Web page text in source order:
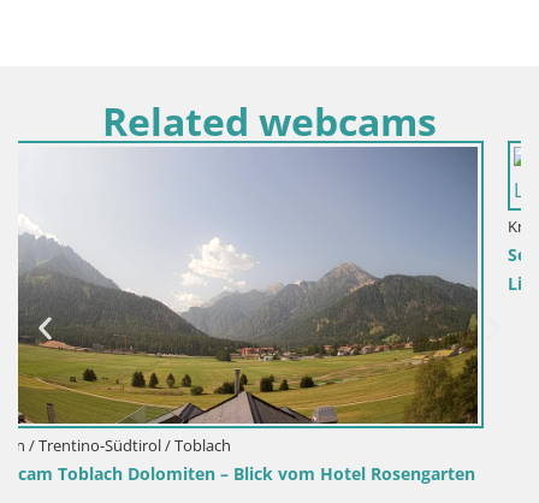
Related webcams
Senj Hafen Webcam – Wellenbrecher &
Liveblick